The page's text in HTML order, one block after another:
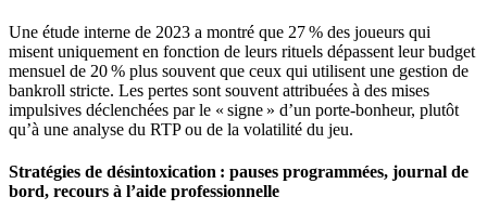
Une étude interne de 2023 a montré que 27 % des joueurs qui
misent uniquement en fonction de leurs rituels dépassent leur budget
mensuel de 20 % plus souvent que ceux qui utilisent une gestion de
bankroll stricte. Les pertes sont souvent attribuées à des mises
impulsives déclenchées par le « signe » d’un porte‑bonheur, plutôt
qu’à une analyse du RTP ou de la volatilité du jeu.
Stratégies de désintoxication : pauses programmées, journal de
bord, recours à l’aide professionnelle